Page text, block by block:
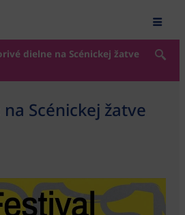
dielne na Scénickej žatve
Scénickej žatve